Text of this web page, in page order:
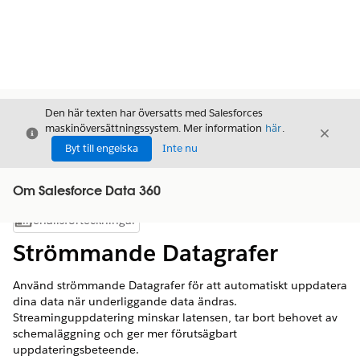
Stäng
Den här texten har översatts med Salesforces
maskinöversättningssystem. Mer information här.
Byt till engelska
Inte nu
Stäng
Om Salesforce Data 360
Visa innehållsförteckning
Innehållsförteckningar
Strömmande Datagrafer
Använd strömmande Datagrafer för att automatiskt uppdatera
dina data när underliggande data ändras.
Streaminguppdatering minskar latensen, tar bort behovet av
schemaläggning och ger mer förutsägbart
uppdateringsbeteende.